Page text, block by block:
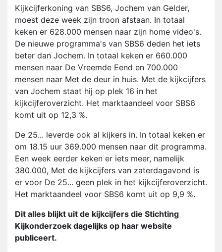
Kijkcijferkoning van SBS6, Jochem van Gelder,
moest deze week zijn troon afstaan. In totaal
keken er 628.000 mensen naar zijn home video's.
De nieuwe programma's van SBS6 deden het iets
beter dan Jochem. In totaal keken er 660.000
mensen naar De Vreemde Eend en 700.000
mensen naar Met de deur in huis. Met de kijkcijfers
van Jochem staat hij op plek 16 in het
kijkcijferoverzicht. Het marktaandeel voor SBS6
komt uit op 12,3 %.
De 25... leverde ook al kijkers in. In totaal keken er
om 18.15 uur 369.000 mensen naar dit programma.
Een week eerder keken er iets meer, namelijk
380.000, Met de kijkcijfers van zaterdagavond is
er voor De 25... geen plek in het kijkcijferoverzicht.
Het marktaandeel voor SBS6 komt uit op 9,9 %.
Dit alles blijkt uit de kijkcijfers die Stichting
Kijkonderzoek dagelijks op haar website
publiceert.